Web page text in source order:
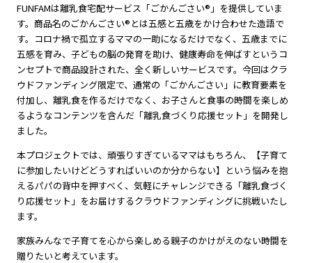
FUNFAMは離乳食宅配サービス「ごかんごさい®」を提供していま
す。商品名のごかんごさい®とは五感と五歳をかけ合わせた造語で
す。コロナ禍で孤立するママの一助になるだけでなく、五歳までに
五感を育み、子どもの脳の発育を助け、健康寿命を伸ばすというコ
ンセプトで商品設計された、全く新しいサービスです。今回はクラ
ウドファンディング限定で、通常の「ごかんごさい」に教育要素を
付加し、離乳食を作るだけでなく、お子さんと食事の時間を楽しめ
るようなコンテンツを含んだ「離乳食づくり応援セット」を開発し
ました。
本プロジェクトでは、頑張りすぎているママはもちろん、【子育て
に参加したいけどどうすればいいのか分からない】という悩みを抱
えるパパの背中を押すべく、気軽にチャレンジできる「離乳食づく
り応援セット」をお届けするクラウドファンディングに挑戦いたし
ます。
家族みんなで子育てを心から楽しめる親子のかけがえのない時間を
贈りたいと考えています。